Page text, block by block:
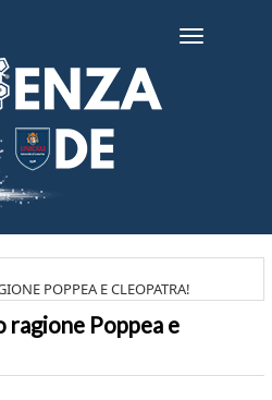
Toggle
POPPEA E CLEOPATRA!
ragione Poppea e